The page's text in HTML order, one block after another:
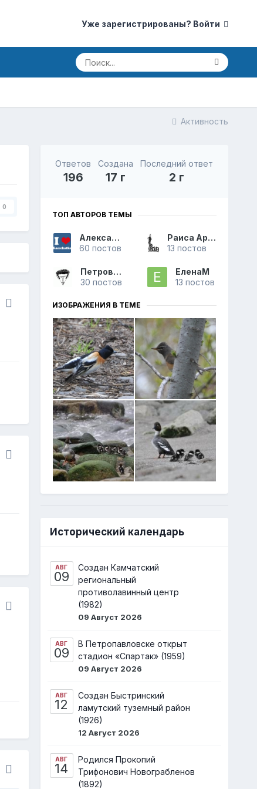
Уже зарегистрированы? Войти
Активность
0
Ответов
196
Создана
17 г
Последний ответ
2 г
ТОП АВТОРОВ ТЕМЫ
Александр
60 постов
Раиса Аркадьевна
13 постов
Петрович
30 постов
ЕленаМ
13 постов
ИЗОБРАЖЕНИЯ В ТЕМЕ
Исторический календарь
АВГ
09
Создан Камчатский
региональный
противолавинный центр
(1982)
09 Август 2026
АВГ
09
В Петропавловске открыт
стадион «Спартак» (1959)
09 Август 2026
АВГ
12
Создан Быстринский
ламутский туземный район
(1926)
12 Август 2026
АВГ
14
Родился Прокопий
Трифонович Новограбленов
(1892)